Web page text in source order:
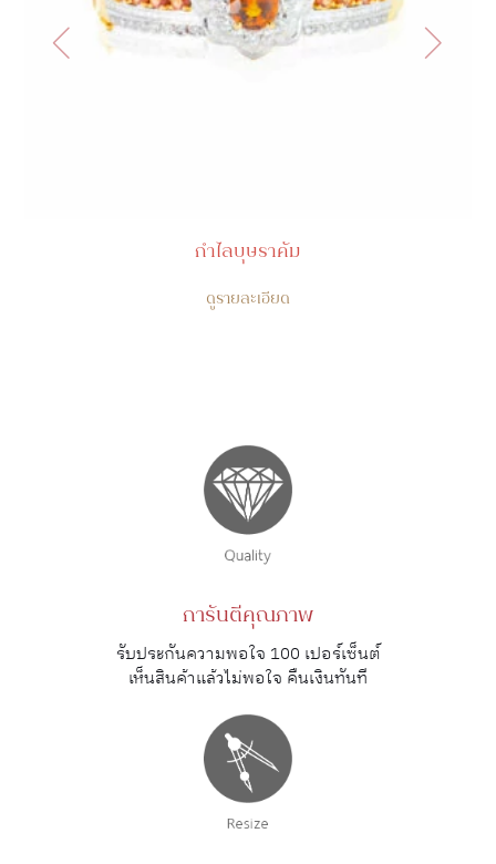
กำไลบุษราคัม
ดูรายละเอียด
การันตีคุณภาพ
รับประกันความพอใจ 100 เปอร์เซ็นต์
เห็นสินค้าแล้วไม่พอใจ คืนเงินทันที